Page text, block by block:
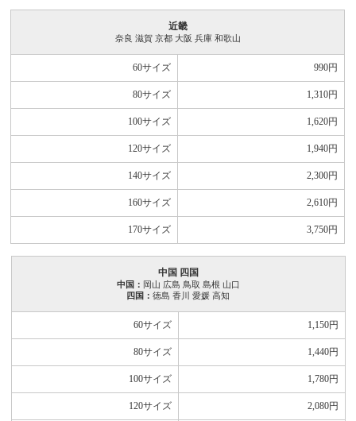
近畿
奈良 滋賀 京都 大阪 兵庫 和歌山
60サイズ 990円
80サイズ 1,310円
100サイズ 1,620円
120サイズ 1,940円
140サイズ 2,300円
160サイズ 2,610円
170サイズ 3,750円
中国 四国
中国： 岡山 広島 鳥取 島根 山口
四国： 徳島 香川 愛媛 高知
60サイズ 1,150円
80サイズ 1,440円
100サイズ 1,780円
120サイズ 2,080円